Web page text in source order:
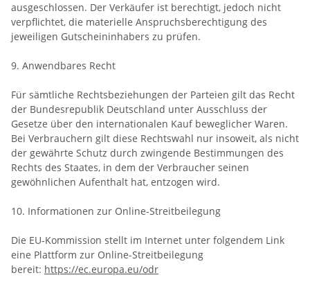
ausgeschlossen. Der Verkäufer ist berechtigt, jedoch nicht
verpflichtet, die materielle Anspruchsberechtigung des
jeweiligen Gutscheininhabers zu prüfen.
9. Anwendbares Recht
Für sämtliche Rechtsbeziehungen der Parteien gilt das Recht
der Bundesrepublik Deutschland unter Ausschluss der
Gesetze über den internationalen Kauf beweglicher Waren.
Bei Verbrauchern gilt diese Rechtswahl nur insoweit, als nicht
der gewährte Schutz durch zwingende Bestimmungen des
Rechts des Staates, in dem der Verbraucher seinen
gewöhnlichen Aufenthalt hat, entzogen wird.
10. Informationen zur Online-Streitbeilegung
Die EU-Kommission stellt im Internet unter folgendem Link
eine Plattform zur Online-Streitbeilegung
bereit: https://ec.europa.eu/odr